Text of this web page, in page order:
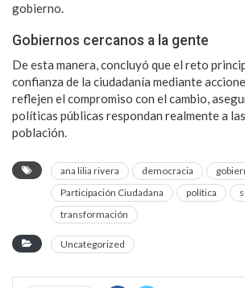
gobierno.
Gobiernos cercanos a la gente
De esta manera, concluyó que el reto
confianza de la ciudadanía mediante
reflejen el compromiso con el cambio,
políticas públicas respondan realmente a
población.
ana lilia rivera democracia
Participación Ciudadana
política
transformación
Uncategorized